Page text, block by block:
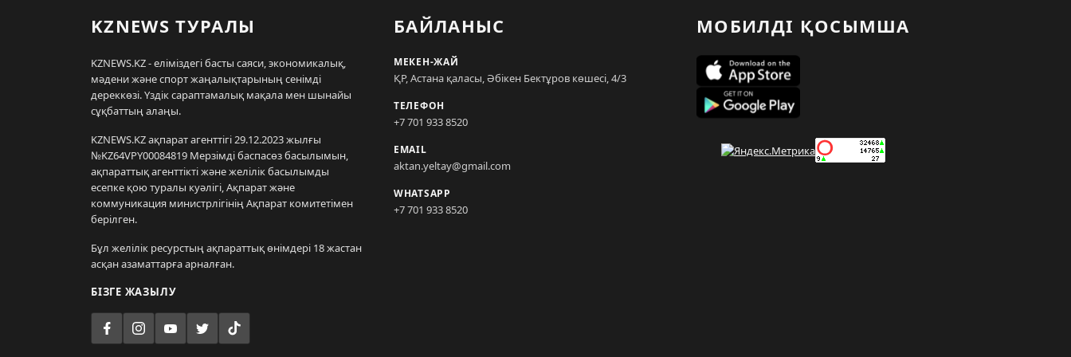
KZNEWS ТУРАЛЫ
KZNEWS.KZ - еліміздегі басты саяси, экономикалық,
мәдени және спорт жаңалықтарының сенімді
дереккөзі. Үздік сараптамалық мақала мен шынайы
сұқбаттың алаңы.
KZNEWS.KZ ақпарат агенттігі 29.12.2023 жылғы
№KZ64VPY00084819 Мерзімді баспасөз басылымын,
ақпараттық агенттікті және желілік басылымды
есепке қою туралы куәлігі, Ақпарат және
коммуникация министрлігінің Ақпарат комитетімен
берілген.
Бұл желілік ресурстың ақпараттық өнімдері 18 жастан
асқан азаматтарға арналған.
БІЗГЕ ЖАЗЫЛУ
БАЙЛАНЫС
МЕКЕН-ЖАЙ
ҚР, Астана қаласы, Әбікен Бектұров көшесі, 4/3
ТЕЛЕФОН
+7 701 933 8520
EMAIL
aktan.yeltay@gmail.com
WHATSAPP
+7 701 933 8520
МОБИЛДІ ҚОСЫМША